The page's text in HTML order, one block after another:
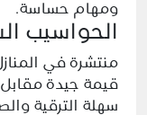
ومهام حساسة.
الحواسيب
منتشرة في
قيمة جيدة مقابل
سهلة الترقية